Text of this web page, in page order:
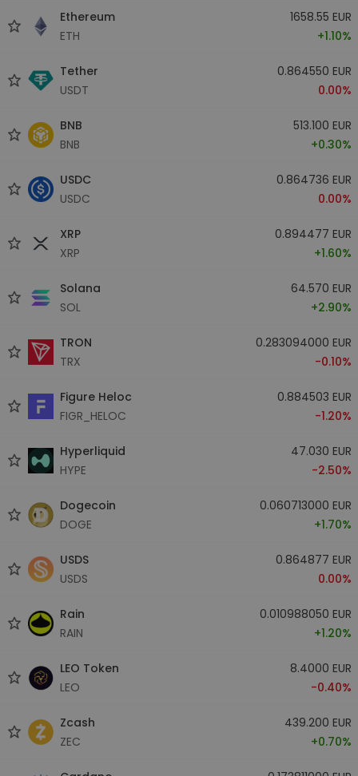
Ethereum
ETH
1658.55 EUR
+1.10%
Tether
USDT
0.864550 EUR
0.00%
BNB
BNB
513.100 EUR
+0.30%
USDC
USDC
0.864736 EUR
0.00%
XRP
XRP
0.894477 EUR
+1.60%
Solana
SOL
64.570 EUR
+2.90%
TRON
TRX
0.283094000 EUR
-0.10%
Figure Heloc
FIGR_HELOC
0.884503 EUR
-1.20%
Hyperliquid
HYPE
47.030 EUR
-2.50%
Dogecoin
DOGE
0.060713000 EUR
+1.70%
USDS
USDS
0.864877 EUR
0.00%
Rain
RAIN
0.010988050 EUR
+1.20%
LEO Token
LEO
8.4000 EUR
-0.40%
Zcash
ZEC
439.200 EUR
+0.70%